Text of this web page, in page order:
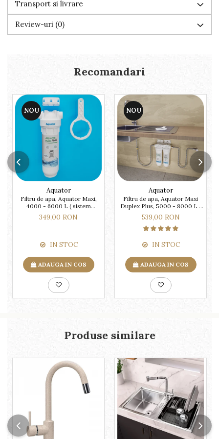
Transport si livrare
Review-uri (0)
Recomandari
NOU
Aquator
Filtru de apa, Aquator Maxi,
4000 - 6000 L ( sistem
complet )
349,00 RON
IN STOC
ADAUGA IN COS
NOU
Aquator
Filtru de apa, Aquator Maxi
Duplex Plus, 5000 - 8000 L (
sistem complet )
539,00 RON
IN STOC
ADAUGA IN COS
Produse similare